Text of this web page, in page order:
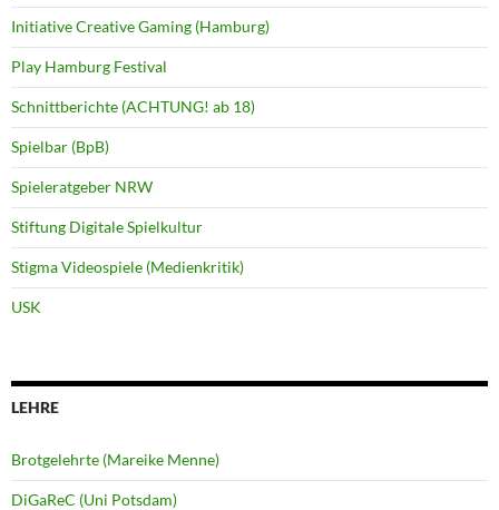
Initiative Creative Gaming (Hamburg)
Play Hamburg Festival
Schnittberichte (ACHTUNG! ab 18)
Spielbar (BpB)
Spieleratgeber NRW
Stiftung Digitale Spielkultur
Stigma Videospiele (Medienkritik)
USK
LEHRE
Brotgelehrte (Mareike Menne)
DiGaReC (Uni Potsdam)